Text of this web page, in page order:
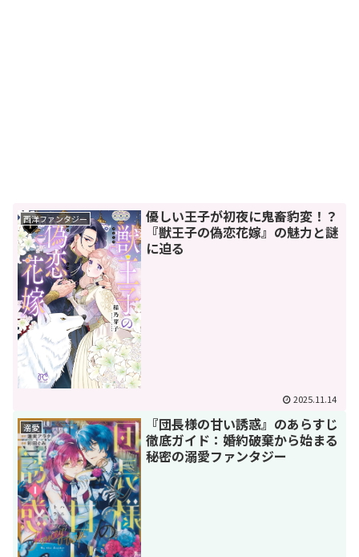
西洋ファンタジー
優しい王子が初夜に鬼畜豹変！？
『獣王子の偽恋花嫁』の魅力と謎
に迫る
2025.11.14
溺愛
『団長様の甘い誘惑』のあらすじ
徹底ガイド：婚約破棄から始まる
秘密の溺愛ファンタジー